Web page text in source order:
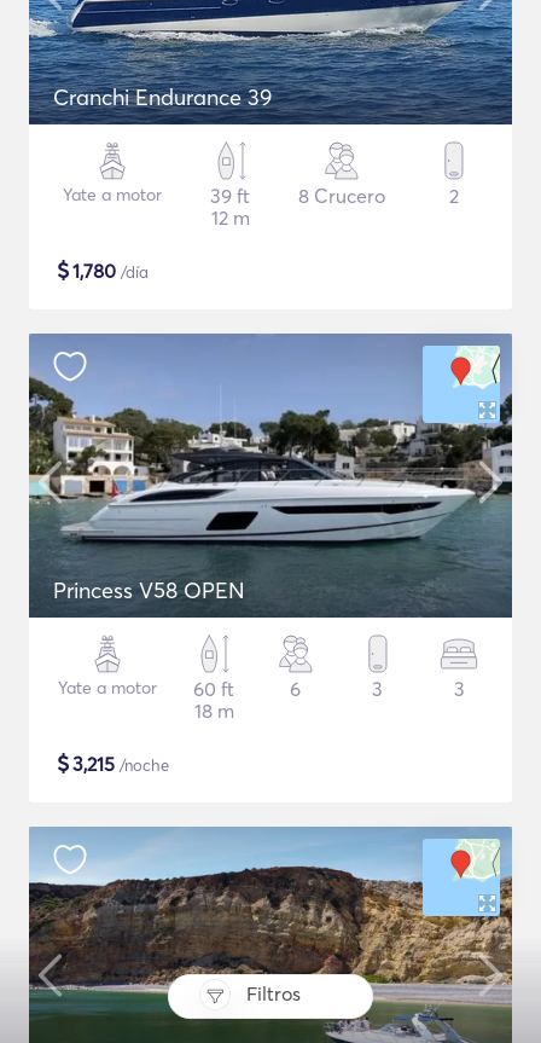
Filtros
Cranchi Endurance 39
Yate a motor
39 ft
12 m
8 Crucero 2
$1,780 /día
Princess V58 OPEN
Yate a motor
60 ft
18 m
6 3 3
$3,215 /noche